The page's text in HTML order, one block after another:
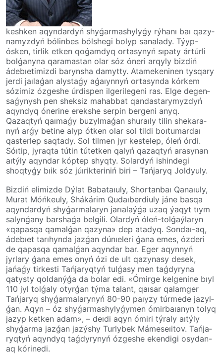
keshken aqyn­dar­dyń shyǵarmashylyǵy rýhanı­ baı­ qazy­
na­myz­dyń bólinbes bólshegi bolyp sanalady. Týyp-
ósken, tirlik etken qoǵamdyq orta­sy­­nyń sıpaty ártúrli
bolǵanyna qaramastan olar sóz óneri arqyly bizdiń
ádebıetimizdi barynsha damytty. Atamekeninen tysqary
jerdi jaı­la­ǵan alystaǵy aǵaıynnyń orta­syn­da kórkem
sózimiz ózgeshe úrdis­pen ilgerilegeni ras. Elge de­gen­
saǵynysh pen sheksiz mahabbat­ qan­das­ta­ry­myz­dyń
aqyndyq ónerine erekshe­ serpin bergeni anyq.
Qazaqtyń qaı­ma­ǵy buzyl­­maǵan shuraıly tilin sheka­ra­
nyń­ arǵy betine alyp ótken olar sol tildi boıtumardaı
qas­ter­lep­ saqtady. Sol tilmen jyr kestelep, óleń órdi.
Sóı­tip, jyraqta tútin tútetken qalyń qazaq­tyń arasynan
aıtýly aqyn­dar kóptep shyqty. Solardyń ishin­degi
shoqtyǵy bıik sóz júı­rik­te­ri­niń biri – Tańjaryq Joldyuly.
Bizdiń elimizde Dýlat Babataıuly, Shortanbaı Qanaıuly,
Murat Móń­ke­uly, Shákárim Qudaı­­ber­di­uly jáne basqa
aqyndardyń shyǵar­­ma­­la­­­ryn­­ ja­­rıa­­laýǵa uzaq ýaqyt tıym
salyn­ǵany barshaǵa belgili. Olardyń óleń-tolǵaý­la­ryn
«qapasqa qamalǵan qazyna» dep ata­dyq. Sondaı-aq,
ádebıet tarıhynda jazǵan dúnıe­leri ǵana emes, ózderi
de qapasqa qamalǵan aqyndar bar. Eger aqynnyń
jyrlary ǵana emes onyń ózi de ult qazynasy desek,
jańaǵy tir­kesti Tańjaryqtyń tulǵasy men taǵdyryna
qatys­ty qoldanýǵa da bolar edi. «Ómirge kel­­ge­­nine bıyl
110 jyl tolǵaly otyr­ǵan týma talant, qaısar qalamger
Tań­ja­ryq shyǵar­malarynyń 80-90 paı­y­zy túrmede jazyl­
ǵan. Aqyn – óz shyǵarmashylyǵymen ómir­­baıa­­nyn tolyq
jazyp ketken adam», – deı­di­ aqyn ómiri týraly aıtýly
shyǵarma jaz­ǵan jazýshy Turlybek Mámeseıitov. Tań­ja­
ryq­tyń­ aqyndyq taǵdyrynyń ózgeshe eken­digi osydan-
aq kórinedi.